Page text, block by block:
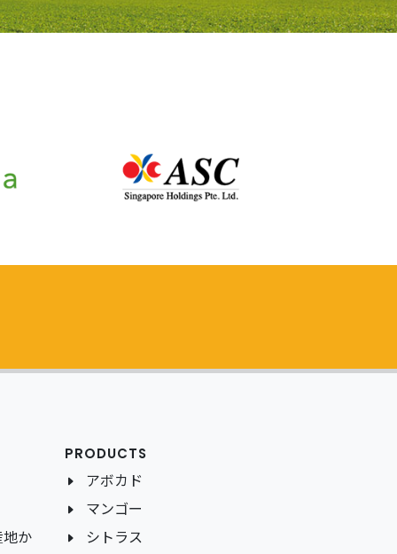
か
PRODUCTS
アボカド
マンゴー
シトラス